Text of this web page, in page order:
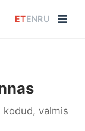
ETENRU
valmis